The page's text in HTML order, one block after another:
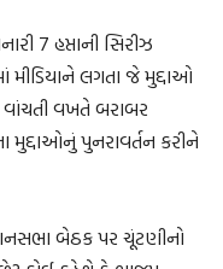
7 હપ્તાની સિરીઝ
લગતા જે મુદ્દાઓ
વખતે બરાબર
પુનરાવર્તન કરીને
બેઠક પર ચૂંટણીનો